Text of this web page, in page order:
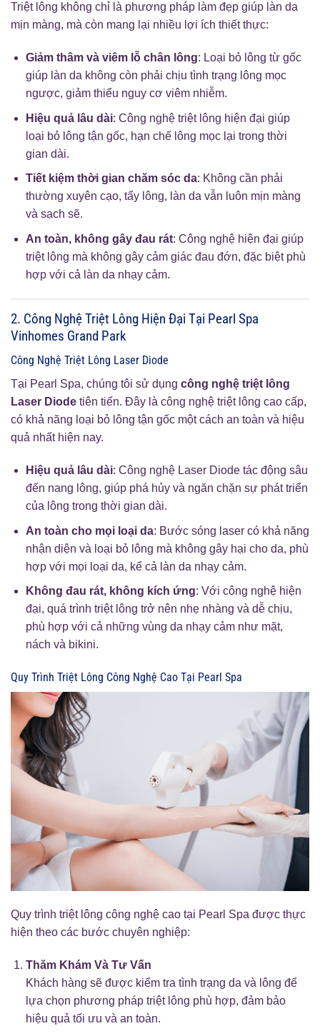
Triệt lông không chỉ là phương pháp làm đẹp giúp làn da
mịn màng, mà còn mang lại nhiều lợi ích thiết thực:
Giảm thâm và viêm lỗ chân lông: Loại bỏ lông từ gốc
giúp làn da không còn phải chịu tình trạng lông mọc
ngược, giảm thiểu nguy cơ viêm nhiễm.
Hiệu quả lâu dài: Công nghệ triệt lông hiện đại giúp
loại bỏ lông tận gốc, hạn chế lông mọc lại trong thời
gian dài.
Tiết kiệm thời gian chăm sóc da: Không cần phải
thường xuyên cạo, tẩy lông, làn da vẫn luôn mịn màng
và sạch sẽ.
An toàn, không gây đau rát: Công nghệ hiện đại giúp
triệt lông mà không gây cảm giác đau đớn, đặc biệt phù
hợp với cả làn da nhạy cảm.
2. Công Nghệ Triệt Lông Hiện Đại Tại Pearl Spa
Vinhomes Grand Park
Công Nghệ Triệt Lông Laser Diode
Tại Pearl Spa, chúng tôi sử dụng công nghệ triệt lông
Laser Diode tiên tiến. Đây là công nghệ triệt lông cao cấp,
có khả năng loại bỏ lông tận gốc một cách an toàn và hiệu
quả nhất hiện nay.
Hiệu quả lâu dài: Công nghệ Laser Diode tác động sâu
đến nang lông, giúp phá hủy và ngăn chặn sự phát triển
của lông trong thời gian dài.
An toàn cho mọi loại da: Bước sóng laser có khả năng
nhận diện và loại bỏ lông mà không gây hại cho da, phù
hợp với mọi loại da, kể cả làn da nhạy cảm.
Không đau rát, không kích ứng: Với công nghệ hiện
đại, quá trình triệt lông trở nên nhẹ nhàng và dễ chịu,
phù hợp với cả những vùng da nhạy cảm như mặt,
nách và bikini.
Quy Trình Triệt Lông Công Nghệ Cao Tại Pearl Spa
Quy trình triệt lông công nghệ cao tại Pearl Spa được thực
hiện theo các bước chuyên nghiệp:
Thăm Khám Và Tư Vấn
Khách hàng sẽ được kiểm tra tình trạng da và lông để
lựa chọn phương pháp triệt lông phù hợp, đảm bảo
hiệu quả tối ưu và an toàn.